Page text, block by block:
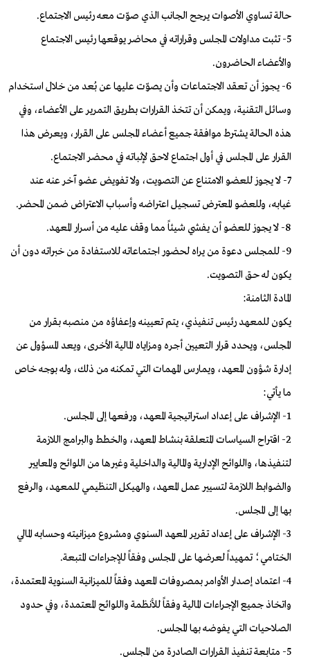
حالة تساوي الأصوات يرجح الجانب الذي صوّت معه رئيس الاجتماع.
5- تثبت مداولات المجلس وقراراته في محاضر يوقعها رئيس الاجتماع
والأعضاء الحاضرون.
6- يجوز أن تعقد الاجتماعات وأن يصوّت عليها عن بُعد من خلال استخدام
وسائل التقنية، ويمكن أن تتخذ القرارات بطريق التمرير على الأعضاء، وفي
هذه الحالة يشترط موافقة جميع أعضاء المجلس على القرار، ويعرض هذا
القرار على المجلس في أول اجتماع لاحق لإثباته في محضر الاجتماع.
7- لا يجوز للعضو الامتناع عن التصويت، ولا تفويض عضو آخر عنه عند
غيابه، وللعضو المعترض تسجيل اعتراضه وأسباب الاعتراض ضمن المحضر.
8- لا يجوز للعضو أن يفشي شيئاً مما وقف عليه من أسرار المعهد.
9- للمجلس دعوة من يراه لحضور اجتماعاته للاستفادة من خبراته دون أن
يكون له حق التصويت.
المادة الثامنة:
يكون للمعهد رئيس تنفيذي، يتم تعيينه وإعفاؤه من منصبه بقرار من
المجلس، ويحدد قرار التعيين أجره ومزاياه المالية الأخرى، ويعد المسؤول عن
إدارة شؤون المعهد، ويمارس المهمات التي تمكنه من ذلك، وله بوجه خاص
ما يأتي:
1- الإشراف على إعداد استراتيجية المعهد، ورفعها إلى المجلس.
2- اقتراح السياسات المتعلقة بنشاط المعهد، والخطط والبرامج اللازمة
لتنفيذها، واللوائح الإدارية والمالية والداخلية وغيرها من اللوائح والمعايير
والضوابط اللازمة لتسيير عمل المعهد، والهيكل التنظيمي للمعهد، والرفع
بها إلى المجلس.
3- الإشراف على إعداد تقرير المعهد السنوي ومشروع ميزانيته وحسابه المالي
الختامي؛ تمهيداً لعرضها على المجلس وفقاً للإجراءات المتبعة.
4- اعتماد إصدار الأوامر بمصروفات المعهد وفقاً للميزانية السنوية المعتمدة،
واتخاذ جميع الإجراءات المالية وفقاً للأنظمة واللوائح المعتمدة، وفي حدود
الصلاحيات التي يفوضه بها المجلس.
5- متابعة تنفيذ القرارات الصادرة من المجلس.